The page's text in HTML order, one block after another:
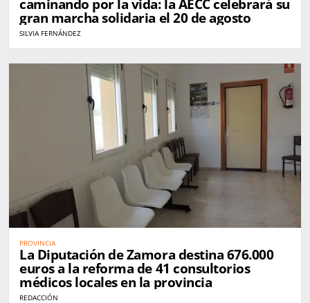
caminando por la vida: la AECC celebrará su
gran marcha solidaria el 20 de agosto
SILVIA FERNÁNDEZ
PROVINCIA
La Diputación de Zamora destina 676.000
euros a la reforma de 41 consultorios
médicos locales en la provincia
REDACCIÓN